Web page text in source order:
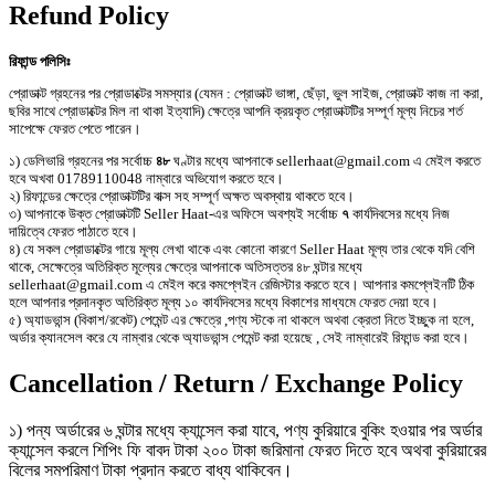
Refund Policy
রিফান্ড পলিসিঃ
প্রোডাক্ট গ্রহনের পর প্রোডাক্টের সমস্যার (যেমন : প্রোডাক্ট ভাঙ্গা, ছেঁড়া, ভুল সাইজ, প্রোডাক্ট কাজ না করা,
ছবির সাথে প্রোডাক্টের মিল না থাকা ইত্যাদি) ক্ষেত্রে আপনি ক্রয়কৃত প্রোডাক্টটির সম্পূর্ণ মূল্য নিচের শর্ত
সাপেক্ষে ফেরত পেতে পারেন।
১) ডেলিভারি গ্রহনের পর সর্বোচ্চ ৪৮ঘণ্টার মধ্যে আপনাকে sellerhaat@gmail.com এ মেইল করতে
হবে অখবা 01789110048 নাম্বারে অভিযোগ করতে হবে।
২) রিফান্ডের ক্ষেত্রে প্রোডাক্টটির বাক্স সহ সম্পূর্ণ অক্ষত অবস্থায় থাকতে হবে।
৩) আপনাকে উক্ত প্রোডাক্টটি Seller Haat-এর অফিসে অবশ্যই সর্বোচ্চ ৭ কার্যদিবসের মধ্যে নিজ
দায়িত্বে ফেরত পাঠাতে হবে।
৪) যে সকল প্রোডাক্টের গায়ে মূল্য লেখা থাকে এবং কোনো কারণে Seller Haat মূল্য তার থেকে যদি বেশি
থাকে, সেক্ষেত্রে অতিরিক্ত মূল্যের ক্ষেত্রে আপনাকে অতিসত্তর ৪৮ ঘন্টার মধ্যে
sellerhaat@gmail.com এ মেইল করে কমপ্লেইন রেজিস্টার করতে হবে। আপনার কমপ্লেইনটি ঠিক
হলে আপনার প্রদানকৃত অতিরিক্ত মূল্য ১০ কার্যদিবসের মধ্যে বিকাশের মাধ্যমে ফেরত দেয়া হবে।
৫) অ্যাডভান্স (বিকাশ/রকেট) পেমেন্ট এর ক্ষেত্রে ,পণ্য স্টকে না থাকলে অথবা ক্রেতা নিতে ইচ্ছুক না হলে,
অর্ডার ক্যানসেল করে যে নাম্বার থেকে অ্যাডভান্স পেমেন্ট করা হয়েছে , সেই নাম্বারেই রিফান্ড করা হবে।
Cancellation / Return / Exchange Policy
১) পন্য অর্ডারের ৬ ঘন্টার মধ্যে ক্যান্সেল করা যাবে, পণ্য কুরিয়ারে বুকিং হওয়ার পর অর্ডার
ক্যান্সেল করলে শিপিং ফি বাবদ টাকা ২০০ টাকা জরিমানা ফেরত দিতে হবে অথবা কুরিয়ারের
বিলের সমপরিমাণ টাকা প্রদান করতে বাধ্য থাকিবেন।